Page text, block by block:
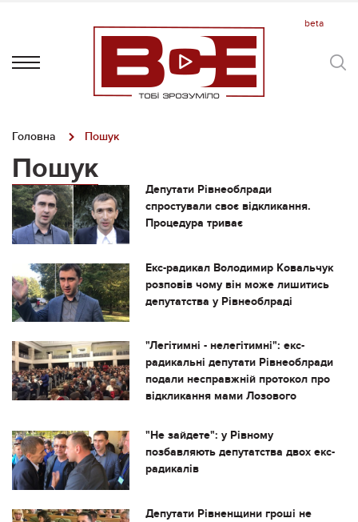
Головна Пошук
Пошук
Депутати Рівнеоблради
спростували своє відкликання.
Процедура триває
Екс-радикал Володимир Ковальчук
розповів чому він може лишитись
депутатства у Рівнеоблраді
"Легітимні - нелегітимні": екс-
радикальні депутати Рівнеоблради
подали несправжній протокол про
відкликання мами Лозового
"Не зайдете": у Рівному
позбавляють депутатства двох екс-
радикалів
Депутати Рівненщини гроші не